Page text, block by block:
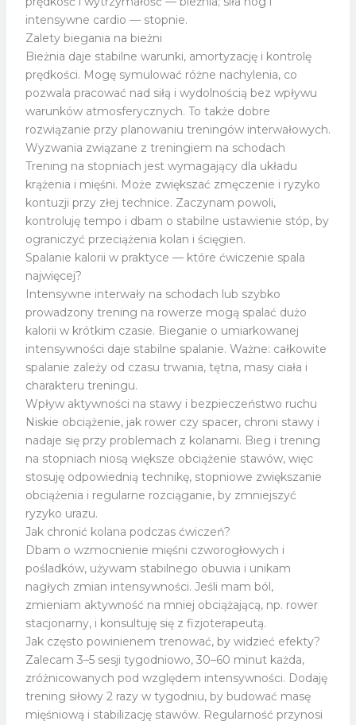
intensywne cardio — stopnie.
Zalety biegania na bieżni
Bieżnia daje stabilne warunki, amortyzację i kontrolę
prędkości. Mogę symulować różne nachylenia, co
pozwala pracować nad siłą i wydolnością bez wpływu
warunków atmosferycznych. To także dobre
rozwiązanie przy planowaniu treningów interwałowych.
Wyzwania związane z treningiem na schodach
Trening na stopniach jest wymagający dla układu
krążenia i mięśni. Może zwiększać zmęczenie i ryzyko
kontuzji przy złej technice. Zaczynam powoli,
kontroluję tempo i dbam o stabilne ustawienie stóp, by
ograniczyć przeciążenia kolan i ścięgien.
Spalanie kalorii w praktyce — które ćwiczenie spala
najwięcej?
Intensywne interwały na schodach lub szybko
prowadzony trening na rowerze mogą spalać dużo
kalorii w krótkim czasie. Bieganie o umiarkowanej
intensywności daje stabilne spalanie. Ważne: całkowite
spalanie zależy od czasu trwania, tętna, masy ciała i
charakteru treningu.
Wpływ aktywności na stawy i bezpieczeństwo ruchu
Niskie obciążenie, jak rower czy spacer, chroni stawy i
nadaje się przy problemach z kolanami. Bieg i trening
na stopniach niosą większe obciążenie stawów, więc
stosuję odpowiednią technikę, stopniowe zwiększanie
obciążenia i regularne rozciąganie, by zmniejszyć
ryzyko urazu.
Jak chronić kolana podczas ćwiczeń?
Dbam o wzmocnienie mięśni czworogłowych i
pośladków, używam stabilnego obuwia i unikam
nagłych zmian intensywności. Jeśli mam ból,
zmieniam aktywność na mniej obciążającą, np. rower
stacjonarny, i konsultuję się z fizjoterapeutą.
Jak często powinienem trenować, by widzieć efekty?
Zalecam 3–5 sesji tygodniowo, 30–60 minut każda,
zróżnicowanych pod względem intensywności. Dodaję
trening siłowy 2 razy w tygodniu, by budować masę
mięśniową i stabilizację stawów. Regularność przynosi